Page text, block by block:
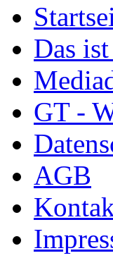
Das
GT -
AGB